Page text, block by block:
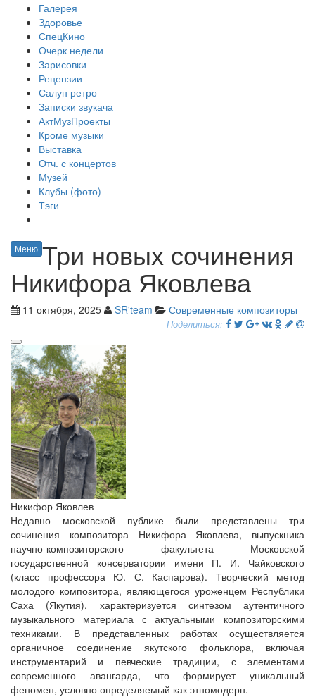
Галерея
Здоровье
СпецКино
Очерк недели
Зарисовки
Рецензии
Салун ретро
Записки звукача
АктМузПроекты
Кроме музыки
Выставка
Отч. с концертов
Музей
Клубы (фото)
Тэги
Меню Три новых сочинения
Никифора Яковлева
11 октября, 2025 SR'team Современные композиторы
Поделиться:
Никифор Яковлев
Недавно московской публике были представлены три
сочинения композитора Никифора Яковлева, выпускника
научно-композиторского факультета Московской
государственной консерватории имени П. И. Чайковского
(класс профессора Ю. С. Каспарова). Творческий метод
молодого композитора, являющегося уроженцем Республики
Саха (Якутия), характеризуется синтезом аутентичного
музыкального материала с актуальными композиторскими
техниками. В представленных работах осуществляется
органичное соединение якутского фольклора, включая
инструментарий и певческие традиции, с элементами
современного авангарда, что формирует уникальный
феномен, условно определяемый как этномодерн.